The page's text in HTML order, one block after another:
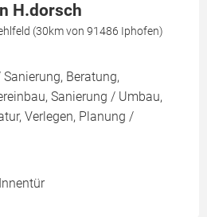
H.dorsch
(30km von 91486 Iphofen)
Beratung,
Sanierung / Umbau,
Verlegen, Planung /